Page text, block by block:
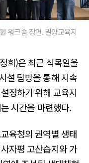
워크숍 장면. 밀양교육지
희)은 최근 식목일을
설 탐방을 통해 지속
정하기 위해 교육지
시간을 마련했다.
육청의 권역별 생태
자평 고산습지와 가